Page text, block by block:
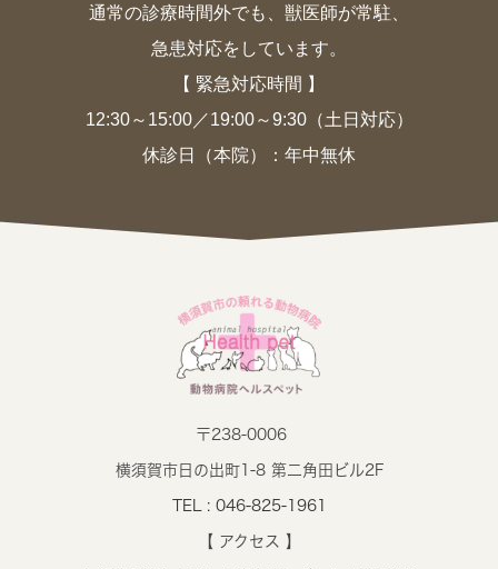
通常の診療時間外でも、獣医師が常駐、
急患対応をしています。
【 緊急対応時間 】
12:30～15:00／19:00～9:30（土日対応）
休診日（本院）：年中無休
〒238-0006
横須賀市日の出町1-8 第二角田ビル2F
TEL : 046-825-1961
【 アクセス 】